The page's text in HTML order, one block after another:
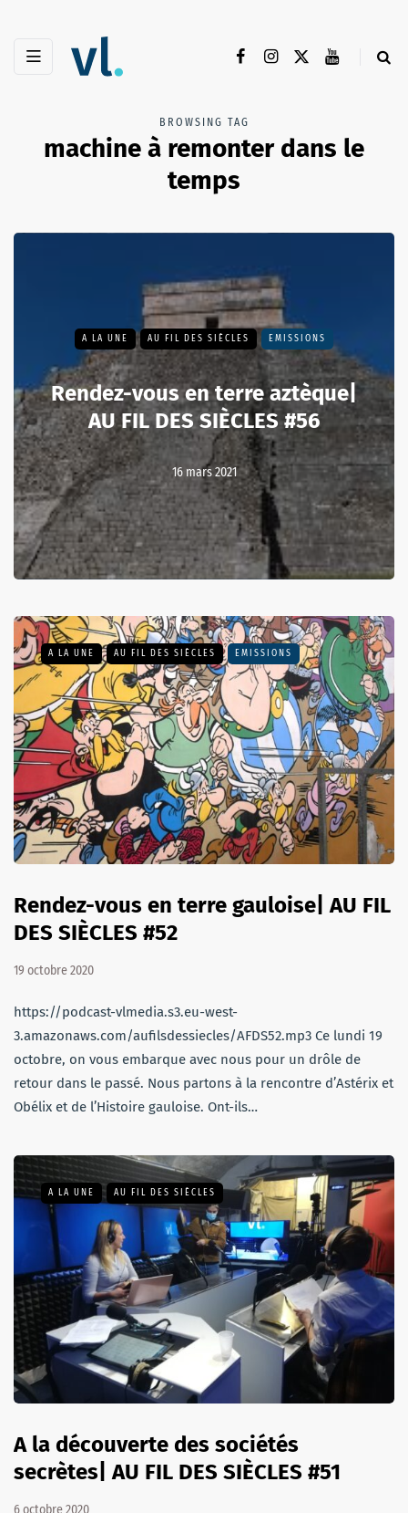
BROWSING TAG
machine à remonter dans le
temps
A LA UNE AU FIL DES SIÈCLES EMISSIONS
Rendez-vous en terre aztèque|
AU FIL DES SIÈCLES #56
16 mars 2021
A LA UNE AU FIL DES SIÈCLES EMISSIONS
Rendez-vous en terre gauloise| AU FIL
DES SIÈCLES #52
19 octobre 2020
https://podcast-vlmedia.s3.eu-west-
3.amazonaws.com/aufilsdessiecles/AFDS52.mp3 Ce lundi 19
octobre, on vous embarque avec nous pour un drôle de
retour dans le passé. Nous partons à la rencontre d’Astérix et
Obélix et de l’Histoire gauloise. Ont-ils…
A LA UNE AU FIL DES SIÈCLES
A la découverte des sociétés
secrètes| AU FIL DES SIÈCLES #51
6 octobre 2020